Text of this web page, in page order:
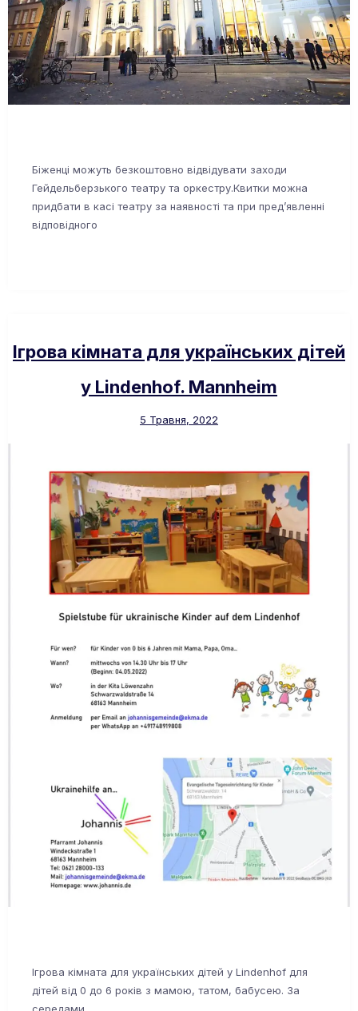
Біженці можуть безкоштовно відвідувати заходи
Гейдельберзького театру та оркестру.Квитки можна
придбати в касі театру за наявності та при пред’явленні
відповідного
Ігрова кімната для українських дітей
у Lindenhof. Mannheim
5 Травня, 2022
Ігрова кімната для українських дітей у Lindenhof для
дітей від 0 до 6 років з мамою, татом, бабусею. За
середами